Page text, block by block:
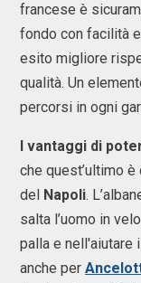
francese è
fondo con facilità
esito migliore
qualità. Un
percorsi in ogni
I vantaggi di
che quest’ultimo
del Napoli.
salta l’uomo in
palla e nell'aiutare
anche per